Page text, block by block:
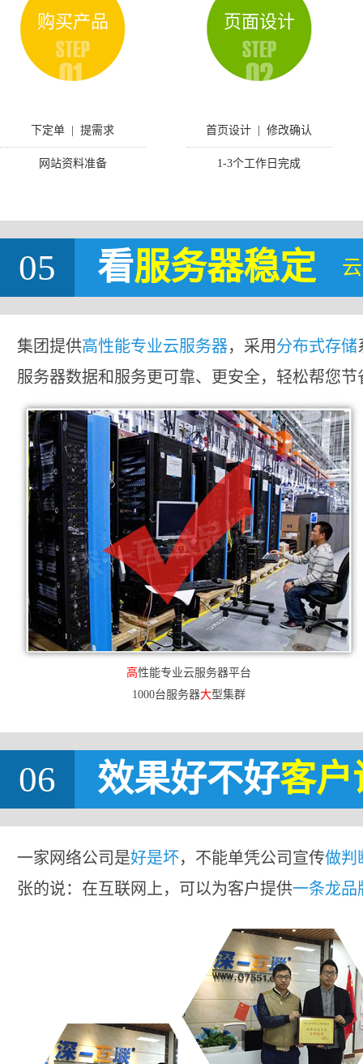
购买产品
下定单 | 提需求
网站资料准备
页面设计
首页设计 | 修改确认
1-3个工作日完成
05 看服务器稳定
集团提供高性能专业云服务器，采用分布式存储
服务器数据和服务更可靠、更安全，轻松帮您节
高性能专业云服务器平台
1000台服务器大型集群
06 效果好不好客户
一家网络公司是好是坏，不能单凭公司宣传做判
张的说：在互联网上，可以为客户提供一条龙品